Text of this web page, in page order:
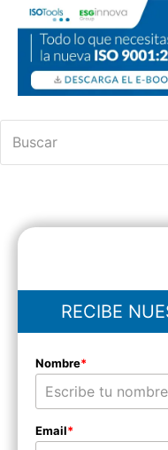
RECIBE
Nombre*
Email*